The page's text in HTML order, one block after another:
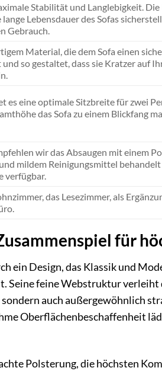
Stabilität und Langlebigkeit.
Lebensdauer des Sofas
Gebrauch.
Material, die dem Sofa einen
so gestaltet, dass sie Kratzer auf
es eine optimale Sitzbreite für zwei
das Sofa zu einem Blickfang
wir das Absaugen mit einem
mildem Reinigungsmittel
verfügbar.
das Lesezimmer, als
für
ein Design, das Klassik und
Seine feine Webstruktur
auch außergewöhnlich
Oberflächenbeschaffenheit
Polsterung, die höchsten